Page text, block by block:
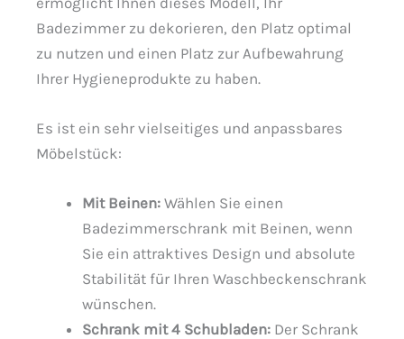
Badezimmer zu dekorieren, den Platz optimal
zu nutzen und einen Platz zur Aufbewahrung
Ihrer Hygieneprodukte zu haben.
Es ist ein sehr vielseitiges und anpassbares
Möbelstück:
Mit Beinen: Wählen Sie einen
Badezimmerschrank mit Beinen, wenn
Sie ein attraktives Design und absolute
Stabilität für Ihren Waschbeckenschrank
wünschen.
Schrank mit 4 Schubladen: Der Schrank